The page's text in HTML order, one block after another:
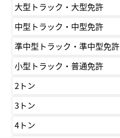
大型トラック・大型免許
中型トラック・中型免許
準中型トラック・準中型免許
小型トラック・普通免許
2トン
3トン
4トン